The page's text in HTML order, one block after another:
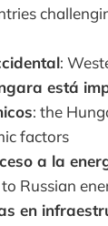
:
está
: the
factors
a la
Russian
en